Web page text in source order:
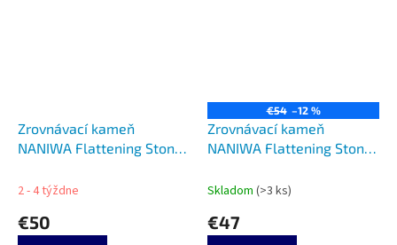
Zrovnávací kameň
NANIWA Flattening Stone
2 - 4 týždne
€50
€54 –12 %
Zrovnávací kameň
NANIWA Flattening Stone
Skladom (>3 ks)
€47